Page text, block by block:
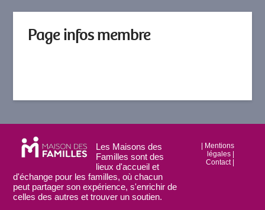
Page infos membre
Les Maisons des
Familles sont des
lieux d'accueil et
d'échange pour les familles, où chacun
peut partager son expérience, s'enrichir de
celles des autres et trouver un soutien.
| Mentions
légales|
Contact|